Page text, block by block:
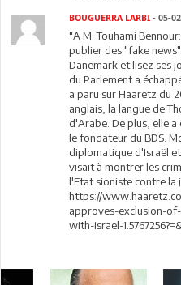
BOUGUERRA LARBI - 05-
"A M. Touhami
publier des "fake
Danemark et lisez ses
du Parlement a
a paru sur Haaretz du
anglais, la langue de
d'Arabe. De plus, elle
le fondateur du BDS.
diplomatique d'Israël
visait à montrer les
l'Etat sioniste contre la
https://
approves-exclusion-
with-israel-